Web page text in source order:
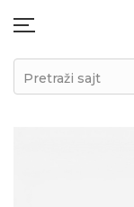
Pretraži sajt